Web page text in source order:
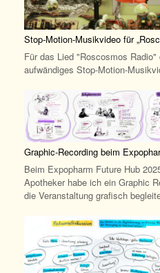
Stop-Motion-Musikvideo für
Für das Lied "Roscosmos
aufwändiges Stop-Motion-
Graphic-Recording beim
Beim Expopharm Future Hub
Apotheker habe ich ein Graphic
die Veranstaltung grafisch